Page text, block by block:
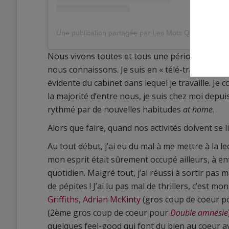
Une publication partagée par Les Mots Qui Lient
Nous vivons toutes et tous une période
nous connaissons. Je suis en « télé-travail »
évidente du cabinet dans lequel je travaille. Je
la majorité d’entre nous, je suis chez moi
rythmé par de nouvelles habitudes at home.
Alors que faire, quand nos activités doivent se
Au tout début, j’ai eu du mal à me mettre à la
mon esprit était sûrement occupé ailleurs, à
quotidien. Malgré tout, j’ai réussi à sortir pas
de pépites ! J’ai lu pas mal de thrillers, c’est
Griffiths, Adrian McKinty(gros coup de coeur
(2ème gros coup de coeur pourDouble amnésie
quelques feel-good qui font du bien au coeur